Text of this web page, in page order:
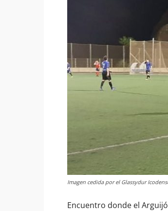
Imagen cedida por el Glassydur
Encuentro donde el